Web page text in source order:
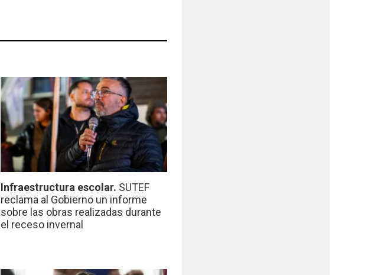
Infraestructura escolar. SUTEF
reclama al Gobierno un informe
sobre las obras realizadas durante
el receso invernal